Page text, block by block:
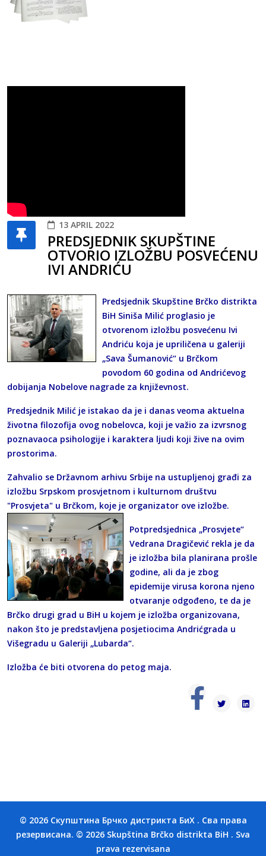
13 APRIL 2022
PREDSJEDNIK SKUPŠTINE
OTVORIO IZLOŽBU POSVEĆENU
IVI ANDRIĆU
Predsjednik Skupštine Brčko distrikta
BiH Siniša Milić proglasio je
otvorenom izložbu posvećenu Ivi
Andriću koja je upriličena u galeriji
„Sava Šumanović“ u Brčkom
povodom 60 godina od Andrićevog
dobijanja Nobelove nagrade za književnost.
Predsjednik Milić je istakao da je i danas veoma aktuelna
životna filozofija ovog nobelovca, koji je važio za izvrsnog
poznavaoca psihologije i karaktera ljudi koji žive na ovim
prostorima.
Zahvalio se Državnom arhivu Srbije na ustupljenoj građi za
izložbu Srpskom prosvjetnom i kulturnom društvu
"Prosvjeta" u Brčkom, koje je organizator ove izložbe.
Potpredsjednica „Prosvjete“
Vedrana Dragičević rekla je da
je izložba bila planirana prošle
godine, ali da je zbog
epidemije virusa korona njeno
otvaranje odgođeno, te da je
Brčko drugi grad u BiH u kojem je izložba organizovana,
nakon što je predstavljena posjetiocima Andrićgrada u
Višegradu u Galeriji „Lubarda“.
Izložba će biti otvorena do petog maja.
© 2026 Скупштина Брчко дистрикта БиХ . Сва права
резервисана. © 2026 Skupština Brčko distrikta BiH . Sva
prava rezervisana